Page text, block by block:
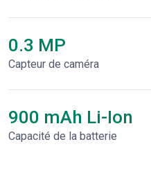
0.3 MP
Capteur de caméra
900 mAh Li-Ion
Capacité de la batterie